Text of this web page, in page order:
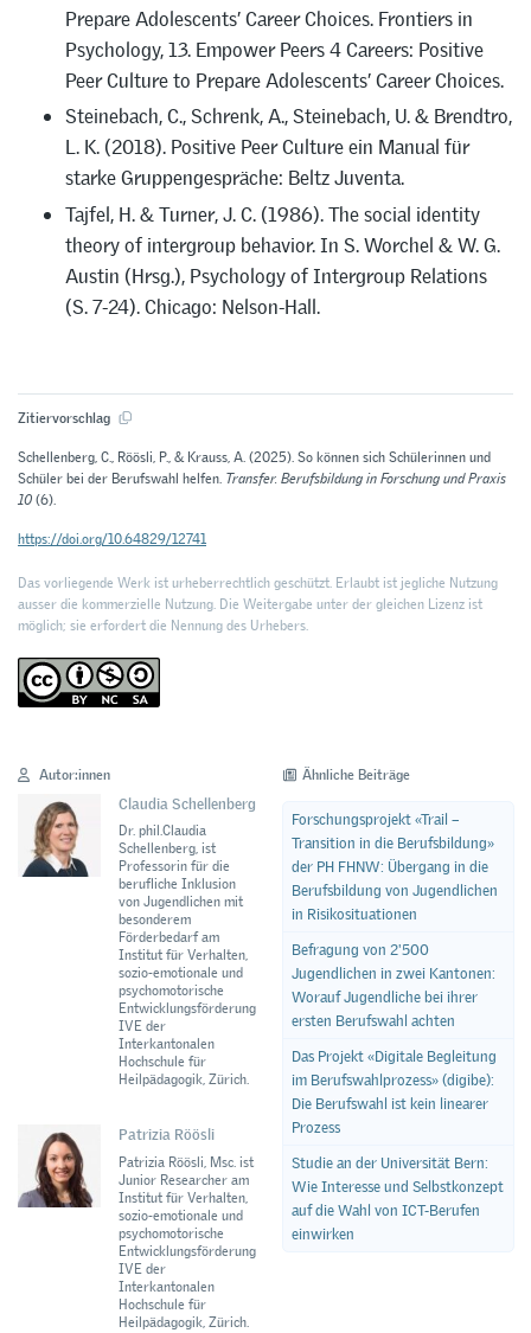
Prepare Adolescents’ Career Choices. Frontiers in
Psychology, 13. Empower Peers 4 Careers: Positive
Peer Culture to Prepare Adolescents’ Career Choices.
Steinebach, C., Schrenk, A., Steinebach, U. & Brendtro,
L. K. (2018). Positive Peer Culture ein Manual für
starke Gruppengespräche: Beltz Juventa.
Tajfel, H. & Turner, J. C. (1986). The social identity
theory of intergroup behavior. In S. Worchel & W. G.
Austin (Hrsg.), Psychology of Intergroup Relations
(S. 7-24). Chicago: Nelson-Hall.
Zitiervorschlag
Schellenberg, C., Röösli, P., & Krauss, A. (2025). So können sich Schülerinnen und
Schüler bei der Berufswahl helfen. Transfer. Berufsbildung in Forschung und Praxis
10(6).
https://doi.org/10.64829/12741
Das vorliegende Werk ist urheberrechtlich geschützt. Erlaubt ist jegliche Nutzung
ausser die kommerzielle Nutzung. Die Weitergabe unter der gleichen Lizenz ist
möglich; sie erfordert die Nennung des Urhebers.
Autor:innen
Claudia Schellenberg
Dr. phil.Claudia
Schellenberg, ist
Professorin für die
berufliche Inklusion
von Jugendlichen mit
besonderem
Förderbedarf am
Institut für Verhalten,
sozio-emotionale und
psychomotorische
Entwicklungsförderung
IVE der
Interkantonalen
Hochschule für
Heilpädagogik, Zürich.
Patrizia Röösli
Patrizia Röösli, Msc. ist
Junior Researcher am
Institut für Verhalten,
sozio-emotionale und
psychomotorische
Entwicklungsförderung
IVE der
Interkantonalen
Hochschule für
Heilpädagogik, Zürich.
Ähnliche Beiträge
Forschungsprojekt «Trail –
Transition in die Berufsbildung»
der PH FHNW: Übergang in die
Berufsbildung von Jugendlichen
in Risikosituationen
Befragung von 2'500
Jugendlichen in zwei Kantonen:
Worauf Jugendliche bei ihrer
ersten Berufswahl achten
Das Projekt «Digitale Begleitung
im Berufswahlprozess» (digibe):
Die Berufswahl ist kein linearer
Prozess
Studie an der Universität Bern:
Wie Interesse und Selbstkonzept
auf die Wahl von ICT-Berufen
einwirken